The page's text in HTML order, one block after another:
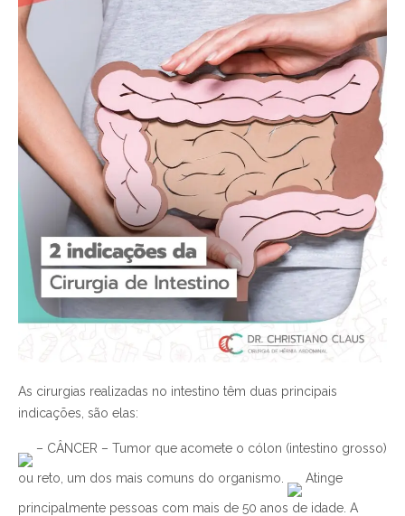
As cirurgias realizadas no intestino têm duas principais
indicações, são elas:
– CÂNCER – Tumor que acomete o cólon (intestino grosso)
ou reto, um dos mais comuns do organismo. Atinge
principalmente pessoas com mais de 50 anos de idade. A